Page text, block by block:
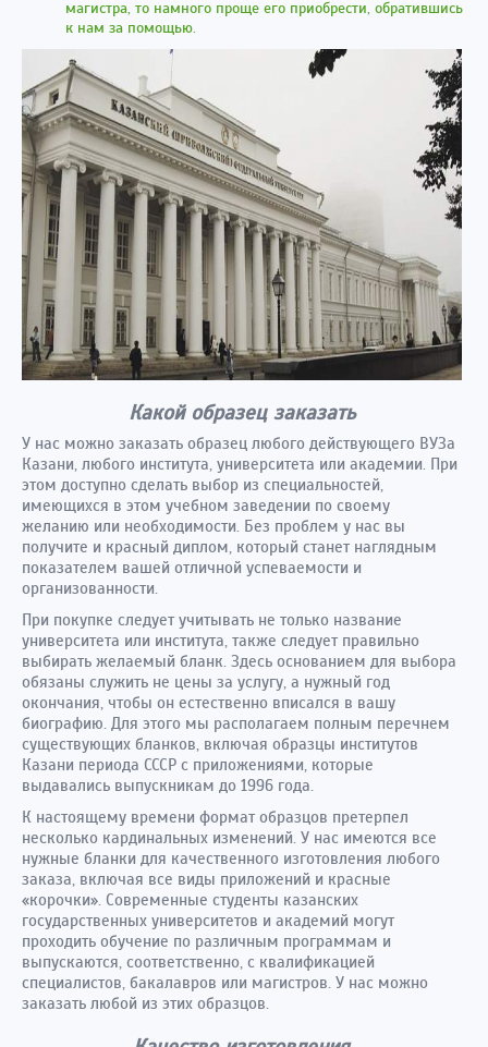
магистра, то намного проще его приобрести, обратившись
к нам за помощью.
Какой образец заказать
У нас можно заказать образец любого действующего ВУЗа
Казани, любого института, университета или академии. При
этом доступно сделать выбор из специальностей,
имеющихся в этом учебном заведении по своему
желанию или необходимости. Без проблем у нас вы
получите и красный диплом, который станет наглядным
показателем вашей отличной успеваемости и
организованности.
При покупке следует учитывать не только название
университета или института, также следует правильно
выбирать желаемый бланк. Здесь основанием для выбора
обязаны служить не цены за услугу, а нужный год
окончания, чтобы он естественно вписался в вашу
биографию. Для этого мы располагаем полным перечнем
существующих бланков, включая образцы институтов
Казани периода СССР с приложениями, которые
выдавались выпускникам до 1996 года.
К настоящему времени формат образцов претерпел
несколько кардинальных изменений. У нас имеются все
нужные бланки для качественного изготовления любого
заказа, включая все виды приложений и красные
«корочки». Современные студенты казанских
государственных университетов и академий могут
проходить обучение по различным программам и
выпускаются, соответственно, с квалификацией
специалистов, бакалавров или магистров. У нас можно
заказать любой из этих образцов.